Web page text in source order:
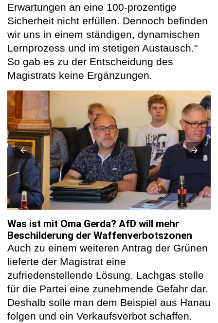
Erwartungen an eine 100-prozentige
Sicherheit nicht erfüllen. Dennoch befinden
wir uns in einem ständigen, dynamischen
Lernprozess und im stetigen Austausch."
So gab es zu der Entscheidung des
Magistrats keine Ergänzungen.
Was ist mit Oma Gerda? AfD will mehr
Beschilderung der Waffenverbotszonen
Auch zu einem weiteren Antrag der Grünen
lieferte der Magistrat eine
zufriedenstellende Lösung. Lachgas stelle
für die Partei eine zunehmende Gefahr dar.
Deshalb solle man dem Beispiel aus Hanau
folgen und ein Verkaufsverbot schaffen.